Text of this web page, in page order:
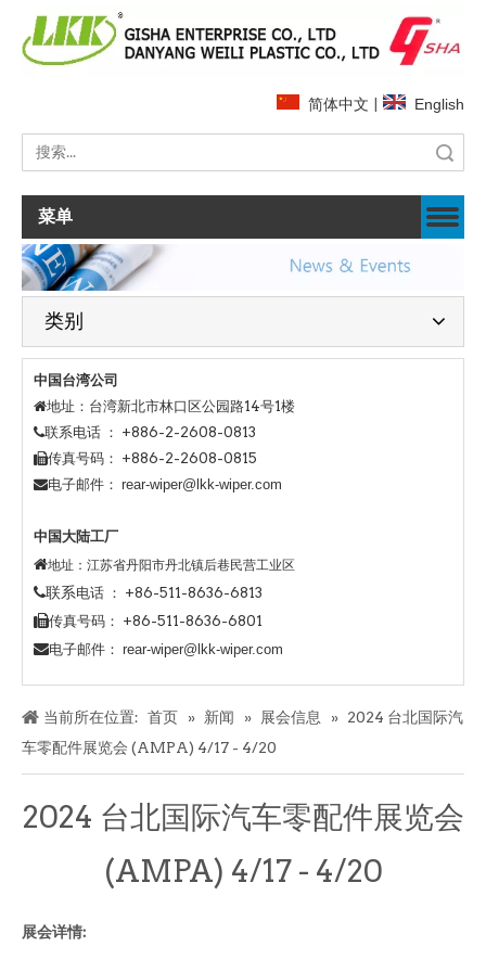
简体中文 | English
菜单
类别
中国台湾公司
地址：台湾新北市林口区公园路14号1楼
联系电话 ： +886-2-2608-0813
传真号码： +886-2-2608-0815
电子邮件： rear-wiper@lkk-wiper.com
中国大陆工厂
地址：江苏省丹阳市丹北镇后巷民营工业区
联系电话 ： +86-511-8636-6813
传真号码： +86-511-8636-6801
电子邮件： rear-wiper@lkk-wiper.com
当前所在位置: 首页 » 新闻 » 展会信息 » 2024 台北国际汽
车零配件展览会 (AMPA) 4/17 - 4/20
2024 台北国际汽车零配件展览会
(AMPA) 4/17 - 4/20
展会详情: